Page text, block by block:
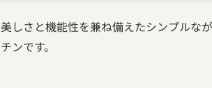
美しさと機能性を兼ね備えたシンプルな
チンです。